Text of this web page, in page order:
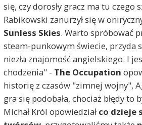
się, czy dorosły gracz ma tu czego
Rabikowski zanurzył się w
Sunless Skies. Warto spróbować
steam-punkowym świecie, przyda
niezła znajomość angielskiego. I
chodzenia" - The Occupation
historię z czasów "zimnej wojny",
gra się podobała, chociaż błędy to
Michał Król opowiedział co dzieje